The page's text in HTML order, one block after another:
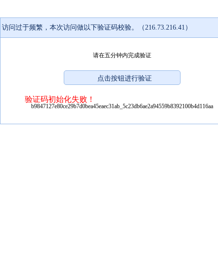
访问过于频繁，本次访问做以下验证码校验。（216.73.216.41）
请在五分钟内完成验证
验证码初始化失败！
b9847127e80ce29b7d0bea45eaec31ab_5c23db6ae2a94559b8392100b4d116aa